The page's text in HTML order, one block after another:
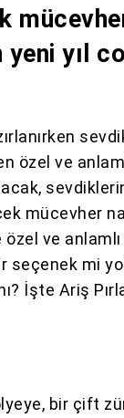
mücevher
yeni yıl
özel ve
mücevher
ve
seçenek mi
İşte Ariş
bir çift